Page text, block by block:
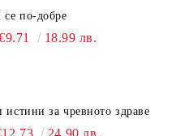
се по-добре
18.99 лв.
за чревното здраве
24.90 лв.